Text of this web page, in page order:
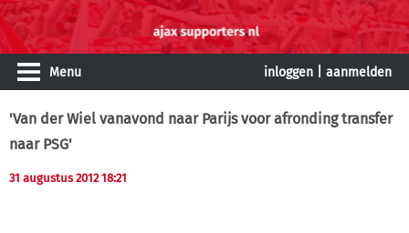
Menu inloggen aanmelden
'Van der Wiel vanavond naar Parijs voor afronding transfer
naar PSG'
31 augustus 2012 18:21